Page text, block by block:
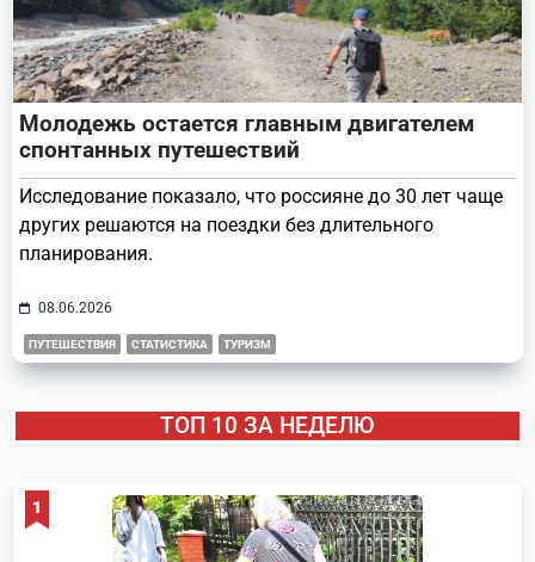
Молодежь остается главным двигателем
спонтанных путешествий
Исследование показало, что россияне до 30 лет чаще
других решаются на поездки без длительного
планирования.
08.06.2026
ПУТЕШЕСТВИЯ СТАТИСТИКА ТУРИЗМ
ТОП 10 ЗА НЕДЕЛЮ